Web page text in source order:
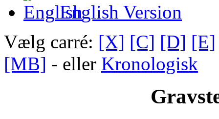
English Version
Vælg carré: [X] [C] [D] [E]
[MB] - eller Kronologisk